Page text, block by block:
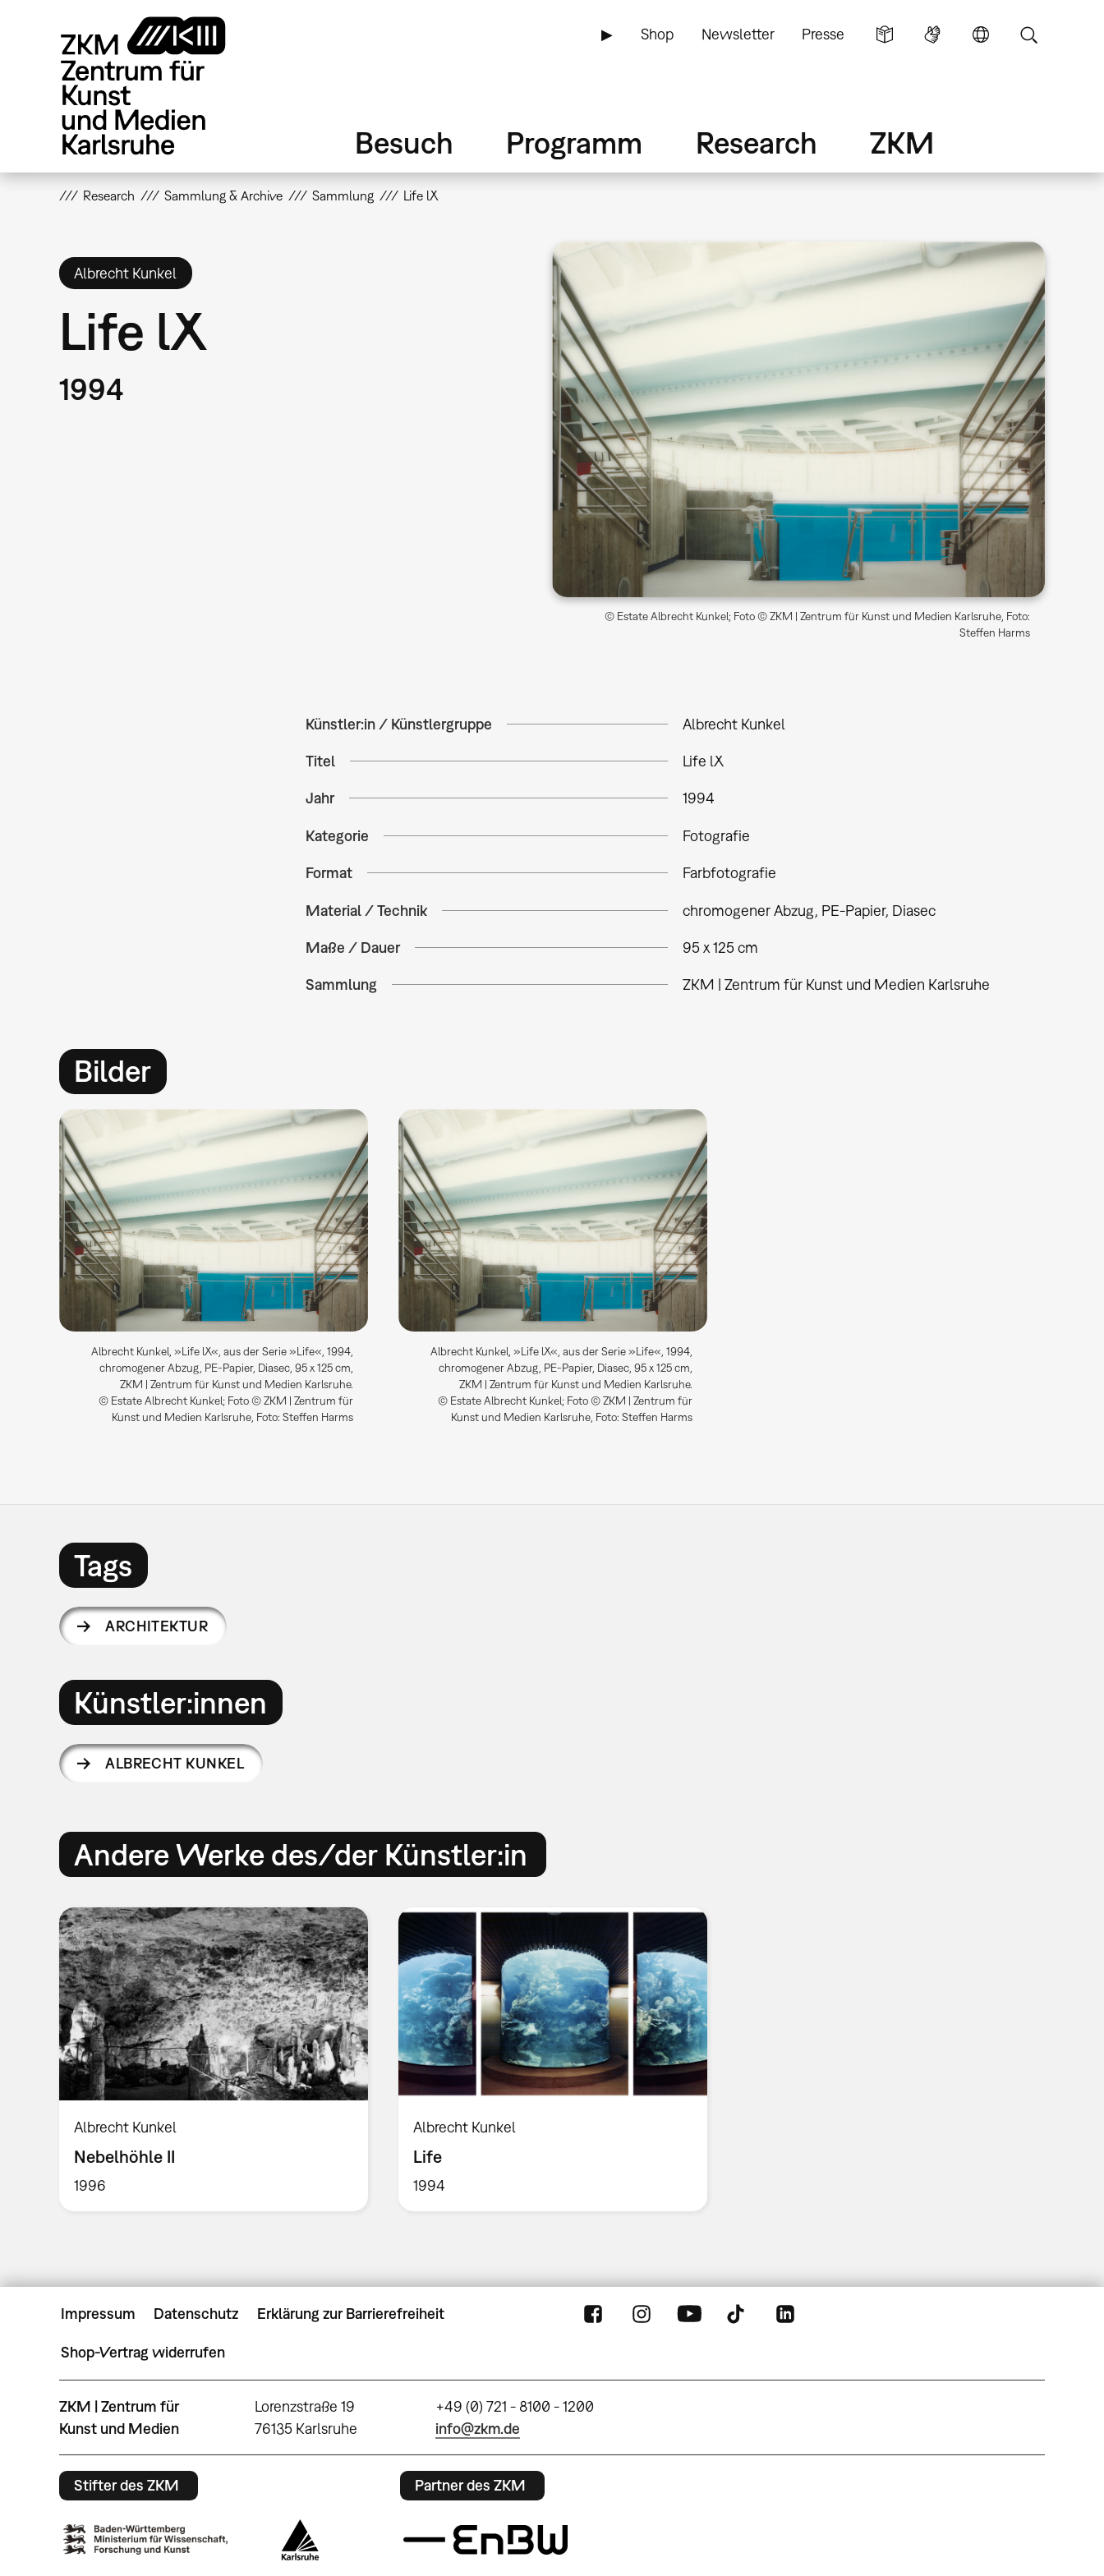
▶ Shop Newsletter Presse
Besuch Programm Research ZKM
Research Sammlung & Archive Sammlung Life lX
Albrecht Kunkel
Life lX
1994
© Estate Albrecht Kunkel; Foto © ZKM | Zentrum für Kunst und Medien Karlsruhe, Foto:
Steffen Harms
Künstler:in / Künstlergruppe Albrecht Kunkel
Titel Life lX
Jahr 1994
Kategorie Fotografie
Format Farbfotografie
Material / Technik chromogener Abzug, PE-Papier, Diasec
Maße / Dauer 95 x 125 cm
Sammlung ZKM | Zentrum für Kunst und Medien Karlsruhe
Bilder
Albrecht Kunkel, »Life lX«, aus der Serie »Life«, 1994,
chromogener Abzug, PE-Papier, Diasec, 95 x 125 cm,
ZKM | Zentrum für Kunst und Medien Karlsruhe.
© Estate Albrecht Kunkel; Foto © ZKM | Zentrum für
Kunst und Medien Karlsruhe, Foto: Steffen Harms
Albrecht Kunkel, »Life lX«, aus der Serie »Life«, 1994,
chromogener Abzug, PE-Papier, Diasec, 95 x 125 cm,
ZKM | Zentrum für Kunst und Medien Karlsruhe.
© Estate Albrecht Kunkel; Foto © ZKM | Zentrum für
Kunst und Medien Karlsruhe, Foto: Steffen Harms
Tags
ARCHITEKTUR
Künstler:innen
ALBRECHT KUNKEL
Andere Werke des/der Künstler:in
Albrecht Kunkel
Nebelhöhle II
1996
Albrecht Kunkel
Life
1994
Impressum Datenschutz Erklärung zur Barrierefreiheit
Shop-Vertrag widerrufen
ZKM | Zentrum für
Kunst und Medien
Lorenzstraße 19
76135 Karlsruhe
+49 (0) 721 - 8100 - 1200
info@zkm.de
Stifter des ZKM Partner des ZKM